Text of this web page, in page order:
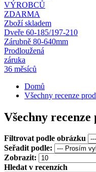
VÝROBCŮ
ZDARMA
Zboží skladem
Dveře 60-185/197-210
Zárubně 80-640mm
Prodloužená
záruka
36 měsíců
Domů
Všechny recenze
Všechny
Filtrovat podle obrázku
Seřadit podle:
Zobrazit:
Hledat v recenzích